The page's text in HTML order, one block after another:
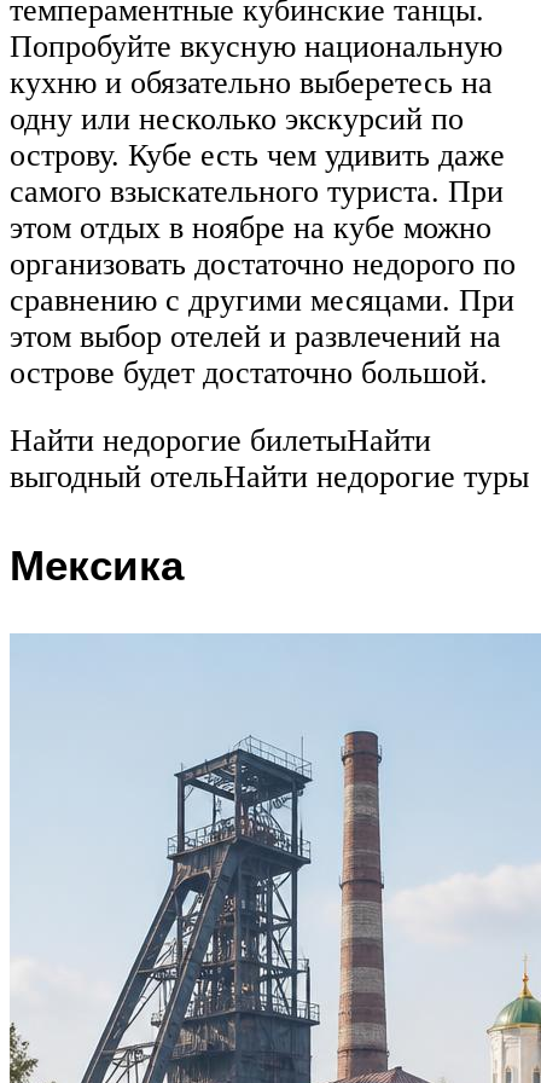
темпераментные кубинские танцы.
Попробуйте вкусную национальную
кухню и обязательно выберетесь на
одну или несколько экскурсий по
острову. Кубе есть чем удивить даже
самого взыскательного туриста. При
этом отдых в ноябре на кубе можно
организовать достаточно недорого по
сравнению с другими месяцами. При
этом выбор отелей и развлечений на
острове будет достаточно большой.
Найти недорогие билетыНайти
выгодный отельНайти недорогие туры
Мексика